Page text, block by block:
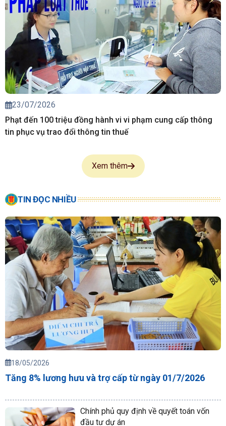
23/07/2026
Phạt đến 100 triệu đồng hành vi vi phạm cung cấp thông
tin phục vụ trao đổi thông tin thuế
Xem thêm
TIN ĐỌC NHIỀU
18/05/2026
Tăng 8% lương hưu và trợ cấp từ ngày 01/7/2026
Chính phủ quy định về quyết toán vốn
đầu tư dự án